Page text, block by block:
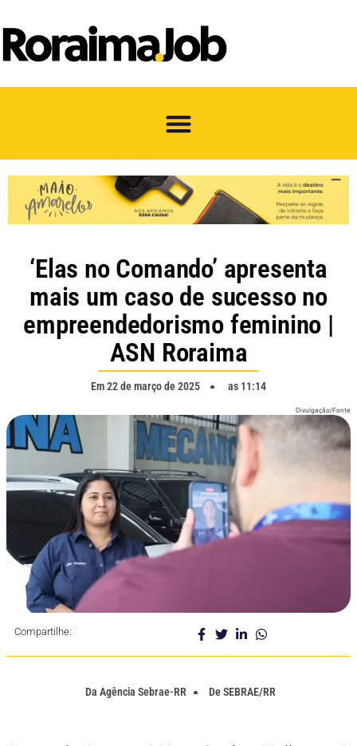
‘Elas no Comando’ apresenta
mais um caso de sucesso no
empreendedorismo feminino |
ASN Roraima
Em22 de março de 2025 as 11:14
Divulgação/Fonte
Compartilhe:
Da Agência Sebrae-RR DeSEBRAE/RR